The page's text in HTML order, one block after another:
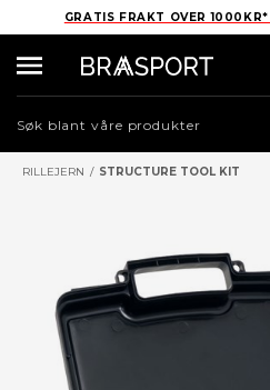
GRATIS FRAKT OVER
RILLEJERN / STRUCTURE TOOL KIT